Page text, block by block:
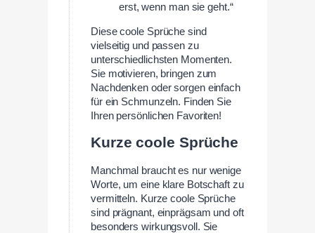
erst, wenn man sie geht.“
Diese coole Sprüche sind
vielseitig und passen zu
unterschiedlichsten Momenten.
Sie motivieren, bringen zum
Nachdenken oder sorgen einfach
für ein Schmunzeln. Finden Sie
Ihren persönlichen Favoriten!
Kurze coole Sprüche
Manchmal braucht es nur wenige
Worte, um eine klare Botschaft zu
vermitteln. Kurze coole Sprüche
sind prägnant, einprägsam und oft
besonders wirkungsvoll. Sie